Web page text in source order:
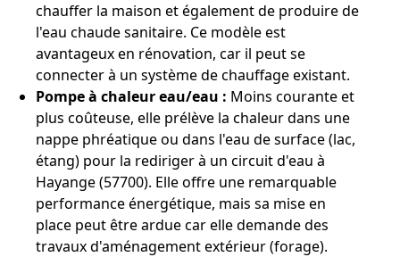
chauffer la maison et également de produire de
l'eau chaude sanitaire. Ce modèle est
avantageux en rénovation, car il peut se
connecter à un système de chauffage existant.
Pompe à chaleur eau/eau : Moins courante et
plus coûteuse, elle prélève la chaleur dans une
nappe phréatique ou dans l'eau de surface (lac,
étang) pour la rediriger à un circuit d'eau à
Hayange (57700). Elle offre une remarquable
performance énergétique, mais sa mise en
place peut être ardue car elle demande des
travaux d'aménagement extérieur (forage).